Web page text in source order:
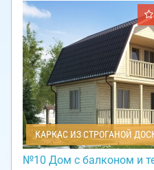
КАРКАС ИЗ СТРОГАНОЙ
№10 Дом с балконом и